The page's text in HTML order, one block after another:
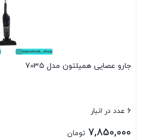
جارو عصایی همیلتون مدل 7035
6 عدد در انبار
7,850,000 تومان